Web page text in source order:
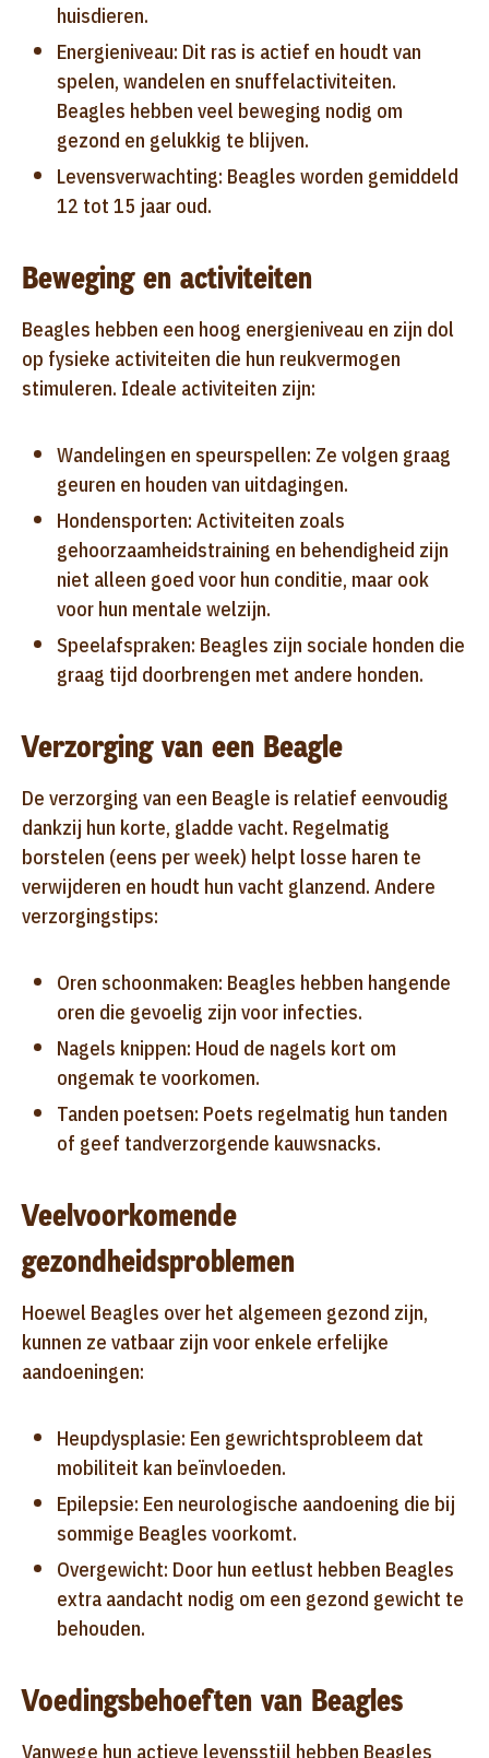
huisdieren.
Energieniveau: Dit ras is actief en houdt van
spelen, wandelen en snuffelactiviteiten.
Beagles hebben veel beweging nodig om
gezond en gelukkig te blijven.
Levensverwachting: Beagles worden gemiddeld
12 tot 15 jaar oud.
Beweging en activiteiten
Beagles hebben een hoog energieniveau en zijn dol
op fysieke activiteiten die hun reukvermogen
stimuleren. Ideale activiteiten zijn:
Wandelingen en speurspellen: Ze volgen graag
geuren en houden van uitdagingen.
Hondensporten: Activiteiten zoals
gehoorzaamheidstraining en behendigheid zijn
niet alleen goed voor hun conditie, maar ook
voor hun mentale welzijn.
Speelafspraken: Beagles zijn sociale honden die
graag tijd doorbrengen met andere honden.
Verzorging van een Beagle
De verzorging van een Beagle is relatief eenvoudig
dankzij hun korte, gladde vacht. Regelmatig
borstelen (eens per week) helpt losse haren te
verwijderen en houdt hun vacht glanzend. Andere
verzorgingstips:
Oren schoonmaken: Beagles hebben hangende
oren die gevoelig zijn voor infecties.
Nagels knippen: Houd de nagels kort om
ongemak te voorkomen.
Tanden poetsen: Poets regelmatig hun tanden
of geef tandverzorgende kauwsnacks.
Veelvoorkomende
gezondheidsproblemen
Hoewel Beagles over het algemeen gezond zijn,
kunnen ze vatbaar zijn voor enkele erfelijke
aandoeningen:
Heupdysplasie: Een gewrichtsprobleem dat
mobiliteit kan beïnvloeden.
Epilepsie: Een neurologische aandoening die bij
sommige Beagles voorkomt.
Overgewicht: Door hun eetlust hebben Beagles
extra aandacht nodig om een gezond gewicht te
behouden.
Voedingsbehoeften van Beagles
Vanwege hun actieve levensstijl hebben Beagles